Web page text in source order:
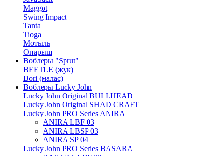
Maggot
Swing Impact
Tanta
Tioga
Мотыль
Опарыш
Воблеры "Sprut"
BEETLE (жук)
Bori (малас)
Воблеры Lucky John
Lucky John Original BULLHEAD
Lucky John Original SHAD CRAFT
Lucky John PRO Series ANIRA
ANIRA LBF 03
ANIRA LBSP 03
ANIRA SP 04
Lucky John PRO Series BASARA